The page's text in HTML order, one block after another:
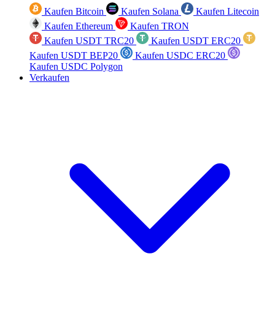
Kaufen Bitcoin Kaufen Solana
Kaufen Litecoin
Kaufen Ethereum
Kaufen TRON
Kaufen USDT TRC20
Kaufen USDT ERC20
Kaufen USDT BEP20
Kaufen USDC ERC20
Kaufen USDC Polygon
Verkaufen